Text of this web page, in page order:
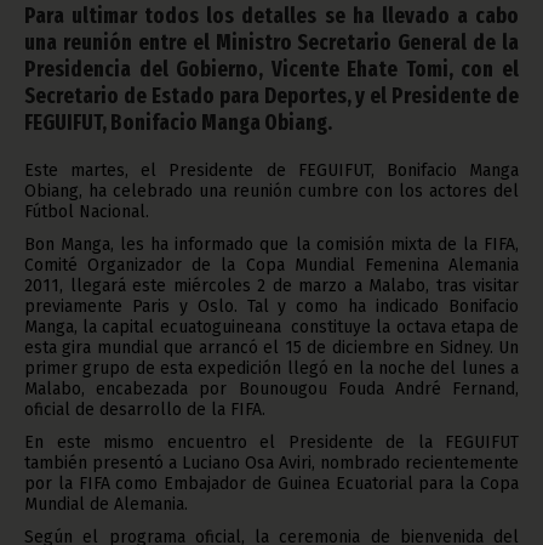
Para ultimar todos los detalles se ha llevado a cabo
una reunión entre el Ministro Secretario General de la
Presidencia del Gobierno, Vicente Ehate Tomi, con el
Secretario de Estado para Deportes, y el Presidente de
FEGUIFUT, Bonifacio Manga Obiang.
Este martes, el Presidente de FEGUIFUT, Bonifacio Manga
Obiang, ha celebrado una reunión cumbre con los actores del
Fútbol Nacional.
Bon Manga, les ha informado que la comisión mixta de la FIFA,
Comité Organizador de la Copa Mundial Femenina Alemania
2011, llegará este miércoles 2 de marzo a Malabo, tras visitar
previamente Paris y Oslo. Tal y como ha indicado Bonifacio
Manga, la capital ecuatoguineana constituye la octava etapa de
esta gira mundial que arrancó el 15 de diciembre en Sidney. Un
primer grupo de esta expedición llegó en la noche del lunes a
Malabo, encabezada por Bounougou Fouda André Fernand,
oficial de desarrollo de la FIFA.
En este mismo encuentro el Presidente de la FEGUIFUT
también presentó a Luciano Osa Aviri, nombrado recientemente
por la FIFA como Embajador de Guinea Ecuatorial para la Copa
Mundial de Alemania.
Según el programa oficial, la ceremonia de bienvenida del